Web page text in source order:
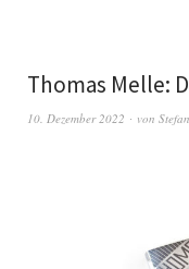
Thomas Melle:
10. Dezember 2022 von Stefan